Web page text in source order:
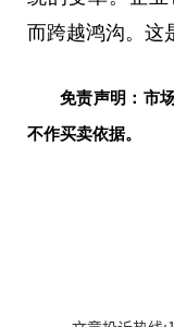
而跨越鸿沟。这
免责声明：市
不作买卖依据。